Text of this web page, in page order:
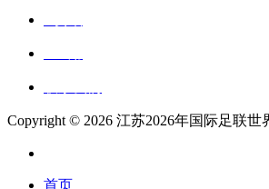
Copyright © 2026 江苏2026年国际足联世
首页